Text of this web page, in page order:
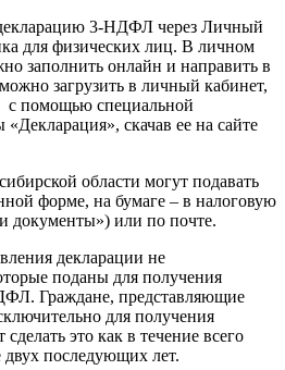
декларацию 3-НДФЛ через Личный
для физических лиц. В личном
заполнить онлайн и направить в
загрузить в личный кабинет,
с помощью специальной
скачав ее на сайте
области могут подавать
форме, на бумаге – в налоговую
или по почте.
декларации не
поданы для получения
Граждане, представляющие
для получения
это как в течение всего
двух последующих лет.